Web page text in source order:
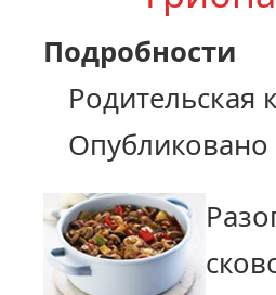
Подробности
Родительская